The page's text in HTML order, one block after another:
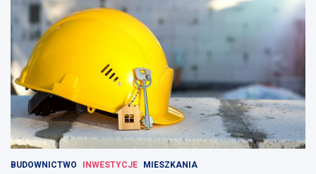
BUDOWNICTWO INWESTYCJE MIESZKANIA